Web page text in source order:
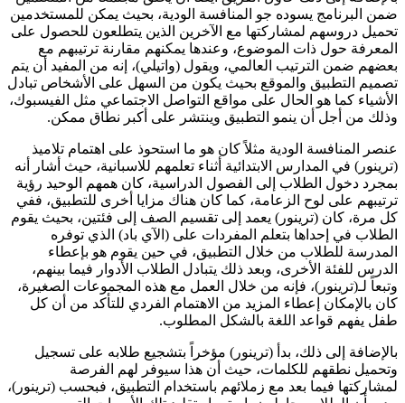
ضمن البرنامج يسوده جو المنافسة الودية، بحيث يمكن للمستخدمين
تحميل دروسهم لمشاركتها مع الآخرين الذين يتطلعون للحصول على
المعرفة حول ذات الموضوع، وعندها يمكنهم مقارنة ترتيبهم مع
بعضهم ضمن الترتيب العالمي، ويقول (واتيلي)، إنه من المفيد أن يتم
تصميم التطبيق والموقع بحيث يكون من السهل على الأشخاص تبادل
الأشياء كما هو الحال على مواقع التواصل الاجتماعي مثل الفيسبوك،
وذلك من أجل أن ينمو التطبيق وينتشر على أكبر نطاق ممكن.
عنصر المنافسة الودية مثلاً كان هو ما استحوذ على اهتمام تلاميذ
(ترينور) في المدارس الابتدائية أثناء تعلمهم للاسبانية، حيث أشار أنه
بمجرد دخول الطلاب إلى الفصول الدراسية، كان همهم الوحيد رؤية
ترتيبهم على لوح الزعامة، كما كان هناك مزايا أخرى للتطبيق، ففي
كل مرة، كان (ترينور) يعمد إلى تقسيم الصف إلى فئتين، بحيث يقوم
الطلاب في إحداها بتعلم المفردات على (الآي باد) الذي توفره
المدرسة للطلاب من خلال التطبيق، في حين يقوم هو بإعطاء
الدرس للفئة الأخرى، وبعد ذلك يتبادل الطلاب الأدوار فيما بينهم،
وتبعاً لـ(ترينور)، فإنه من خلال العمل مع هذه المجموعات الصغيرة،
كان بالإمكان إعطاء المزيد من الاهتمام الفردي للتأكد من أن كل
طفل يفهم قواعد اللغة بالشكل المطلوب.
بالإضافة إلى ذلك، بدأ (ترينور) مؤخراً بتشجيع طلابه على تسجيل
وتحميل نطقهم للكلمات، حيث أن هذا سيوفر لهم الفرصة
لمشاركتها فيما بعد مع زملائهم باستخدام التطبيق، فبحسب (ترينور)،